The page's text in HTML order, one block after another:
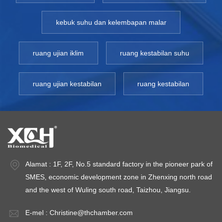
mengikut aliran udara. Graviti dan inkubator udara paksa.
mengedarkan udara. Udara panas naik secara semula jadi,
manakala udara sejuk mendap. Ini mungkin tidak mencukupi
untuk memenuhi keperluan makmal anda. Anda mungkin
memerlukan inkubator udara aktif atau paksa. Inkubator ini
Apakah julat suhu anda? Jika anda memerlukan suhu 30°C
rendah atau peti sejuk. Jika suhu yang diperlukan ialah 30°C
makmal anda. Tidak kira jenis inkubator, sistem pemantauan
suhu akan memastikan bahawa inkubator anda berjalan
pada suhu yang sepatutnya. Penggunaan inkubator
bakteria: Inkubator bakteria menggalakkan penanaman
mikroorganisma di bawah keadaan persekitaran terkawal.
Piring petri ialah medium kultur yang digunakan untuk
digunakan untuk mengenal pasti mikroorganisma yang
kebuk suhu dan kelembapan malar
ruang ujian iklim ruang kestabilan suhu
ruang ujian kestabilan ruang kestabilan
Alamat : 1F, 2F, No.5 standard factory in the pioneer park of
SMES, economic development zone in Zhenxing north road
and the west of Wuling south road, Taizhou, Jiangsu.
E-mel : Christine@thchamber.com